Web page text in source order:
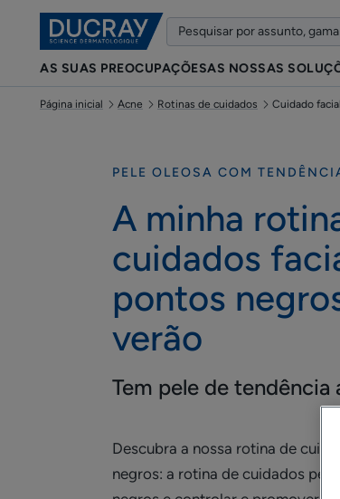
AS SUAS PREOCUPAÇÕESAS NOSSAS
Página inicial Acne Rotinas de cuidados Cuidado
PELE OLEOSA COM
A minha
cuidados
pontos
verão
Tem pele de tendência
Descubra a nossa rotina de
negros: a rotina de cuidados